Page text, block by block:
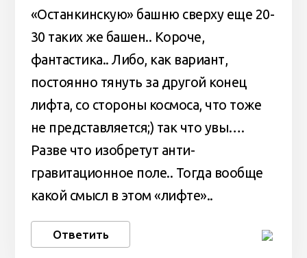
«Останкинскую» башню сверху еще 20-
30 таких же башен.. Короче,
фантастика.. Либо, как вариант,
постоянно тянуть за другой конец
лифта, со стороны космоса, что тоже
не представляется;) так что увы….
Разве что изобретут анти-
гравитационное поле.. Тогда вообще
какой смысл в этом «лифте»..
Ответить